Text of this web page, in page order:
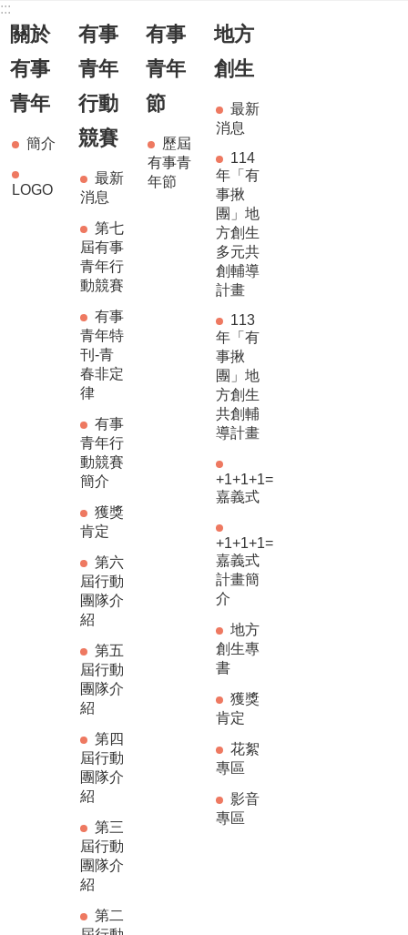
:::
關於
有事
青年
簡介
LOGO
有事
青年
行動
競賽
最新
消息
第七
屆有事
青年行
動競賽
有事
青年特
刊-青
春非定
律
有事
青年行
動競賽
簡介
獲獎
肯定
第六
屆行動
團隊介
紹
第五
屆行動
團隊介
紹
第四
屆行動
團隊介
紹
第三
屆行動
團隊介
紹
第二
有事
青年
節
歷屆
有事青
年節
地方
創生
最新
消息
114
年「有
事揪
團」地
方創生
多元共
創輔導
計畫
113
年「有
事揪
團」地
方創生
共創輔
導計畫
+1+1+1=
嘉義式
+1+1+1=
嘉義式
計畫簡
介
地方
創生專
書
獲獎
肯定
花絮
專區
影音
專區